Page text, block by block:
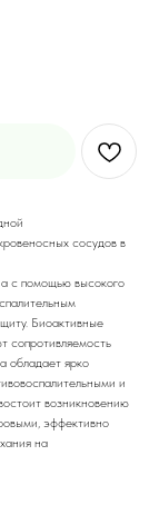
сосудов в
с помощью высокого
Биоактивные
сопротивляемость
обладает ярко
и
возникновению
эффективно
на